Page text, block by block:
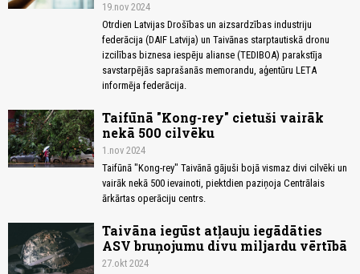
19.nov 2024
Otrdien Latvijas Drošības un aizsardzības industriju
federācija (DAIF Latvija) un Taivānas starptautiskā dronu
izcilības biznesa iespēju alianse (TEDIBOA) parakstīja
savstarpējās saprašanās memorandu, aģentūru LETA
informēja federācija.
Taifūnā "Kong-rey" cietuši vairāk
nekā 500 cilvēku
1.nov 2024
Taifūnā "Kong-rey" Taivānā gājuši bojā vismaz divi cilvēki un
vairāk nekā 500 ievainoti, piektdien paziņoja Centrālais
ārkārtas operāciju centrs.
Taivāna iegūst atļauju iegādāties
ASV bruņojumu divu miljardu vērtībā
27.okt 2024